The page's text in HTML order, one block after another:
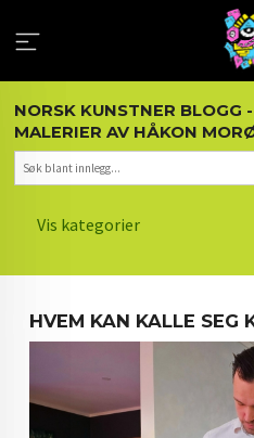
innholdet
NORSK KUNSTNER BLOGG
MALERIER AV HÅKON
Vis kategorier
KUNST OG KUNSTNEREN
ARTIKLER OM KUNST
HVEM KAN KALLE SEG